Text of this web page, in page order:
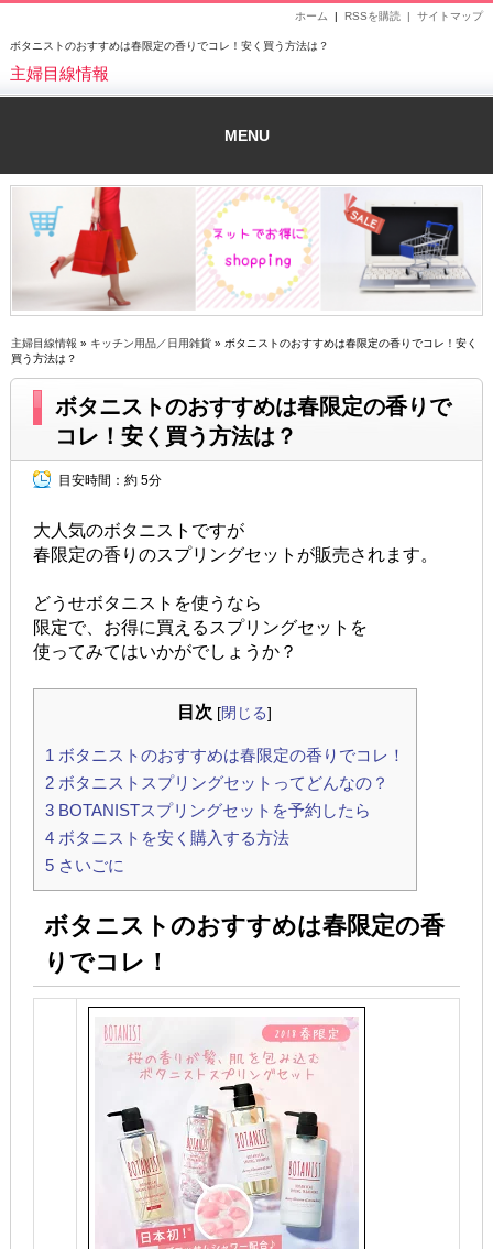
ボタニストのおすすめは春限定の香りでコレ！安く買う方法は？
サイトマップ
RSSを購読 |
ホーム |
主婦目線情報
MENU
主婦目線情報 » キッチン用品／日用雑貨 » ボタニストのおすすめは春限定の香りでコレ！安く
買う方法は？
ボタニストのおすすめは春限定の香りで
コレ！安く買う方法は？
目安時間： 約 5分
大人気のボタニストですが
春限定の香りのスプリングセットが販売されます。
どうせボタニストを使うなら
限定で、お得に買えるスプリングセットを
使ってみてはいかがでしょうか？
目次 [閉じる]
1 ボタニストのおすすめは春限定の香りでコレ！
2ボタニストスプリングセットってどんなの？
3BOTANISTスプリングセットを予約したら
4ボタニストを安く購入する方法
5さいごに
ボタニストのおすすめは春限定の香
りでコレ！